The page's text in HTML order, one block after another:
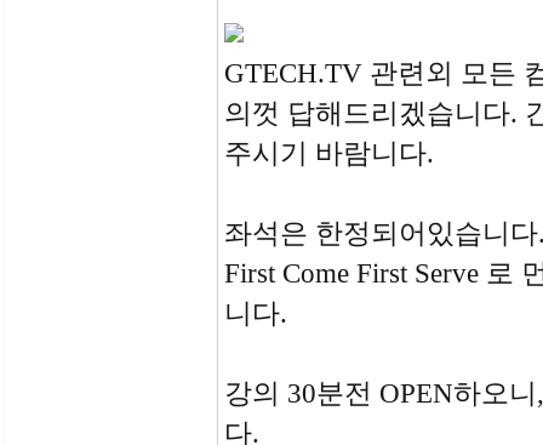
GTECH.TV 관련외 모든
의껏 답해드리겠습니다.
주시기 바람니다.
좌석은 한정되어있습니
First Come First Serve 로
니다.
강의 30분전 OPEN하오
다.